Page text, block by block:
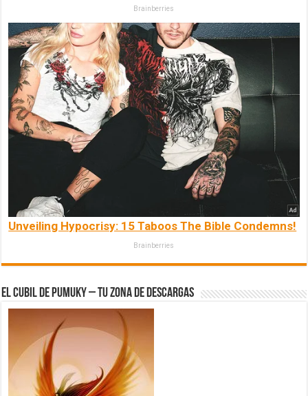
Brainberries
Unveiling Hypocrisy: 15 Taboos The Bible Condemns!
Brainberries
El Cubil de Pumuky – Tu zona de Descargas